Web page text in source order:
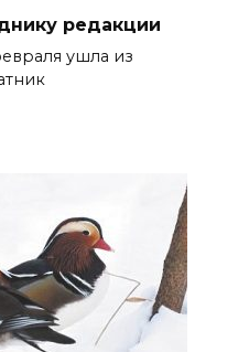
редакции
ушла из